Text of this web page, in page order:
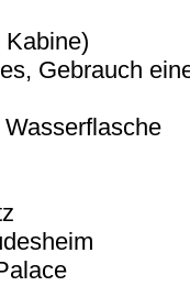
Kabine)
Gebrauch